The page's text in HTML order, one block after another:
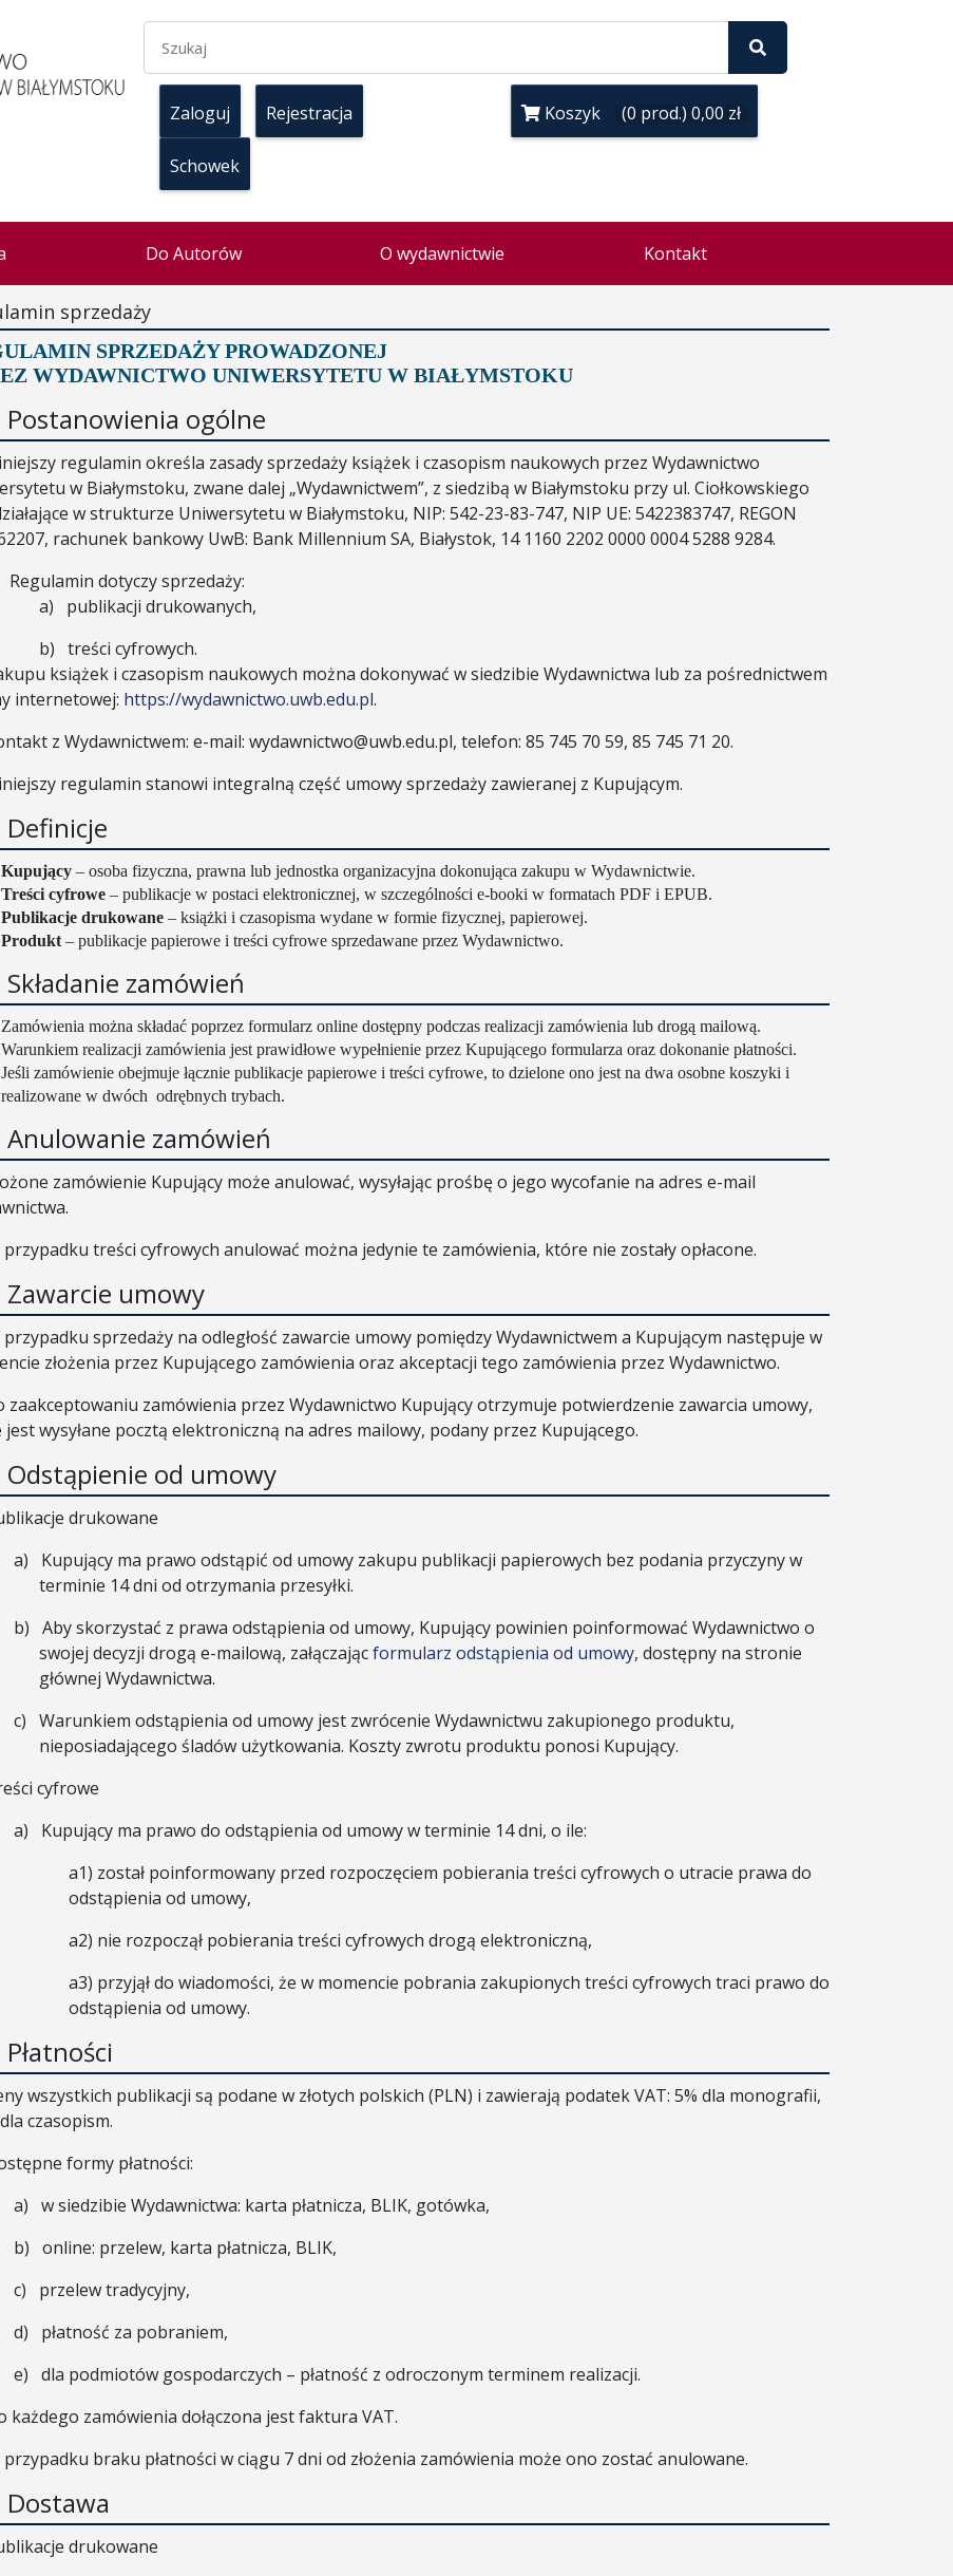
Zaloguj Rejestracja
Schowek
Koszyk (0 prod.) 0,00 zł
Do Autorów O wydawnictwie Kontakt
sprzedaży
SPRZEDAŻY PROWADZONEJ
WYDAWNICTWO UNIWERSYTETU W BIAŁYMSTOKU
Postanowienia ogólne
regulamin określa zasady sprzedaży książek i czasopism naukowych przez Wydawnictwo
w Białymstoku, zwane dalej „Wydawnictwem”, z siedzibą w Białymstoku przy ul. Ciołkowskiego
w strukturze Uniwersytetu w Białymstoku, NIP: 542-23-83-747, NIP UE: 5422383747, REGON
rachunek bankowy UwB: Bank Millennium SA, Białystok, 14 1160 2202 0000 0004 5288 9284.
Regulamin dotyczy sprzedaży:
a)
publikacji drukowanych,
b) treści cyfrowych.
książek i czasopism naukowych można dokonywać w siedzibie Wydawnictwa lub za pośrednictwem
internetowej: https://wydawnictwo.uwb.edu.pl.
z Wydawnictwem: e-mail: wydawnictwo@uwb.edu.pl, telefon: 85 745 70 59, 85 745 71 20.
regulamin stanowi integralną część umowy sprzedaży zawieranej z Kupującym.
Definicje
Kupujący – osoba fizyczna, prawna lub jednostka organizacyjna dokonująca zakupu w Wydawnictwie.
Treści cyfrowe – publikacje w postaci elektronicznej, w szczególności e-booki w formatach PDF i EPUB.
Publikacje drukowane – książki i czasopisma wydane w formie fizycznej, papierowej.
Produkt – publikacje papierowe i treści cyfrowe sprzedawane przez Wydawnictwo.
Składanie zamówień
Zamówienia można składać poprzez formularz online dostępny podczas realizacji zamówienia lub drogą mailową.
Warunkiem realizacji zamówienia jest prawidłowe wypełnienie przez Kupującego formularza oraz dokonanie płatności.
Jeśli zamówienie obejmuje łącznie publikacje papierowe i treści cyfrowe, to dzielone ono jest na dwa osobne koszyki i
realizowane w dwóch odrębnych trybach.
Anulowanie zamówień
zamówienie Kupujący może anulować, wysyłając prośbę o jego wycofanie na adres e-mail
przypadku treści cyfrowych anulować można jedynie te zamówienia, które nie zostały opłacone.
Zawarcie umowy
przypadku sprzedaży na odległość zawarcie umowy pomiędzy Wydawnictwem a Kupującym następuje w
złożenia przez Kupującego zamówienia oraz akceptacji tego zamówienia przez Wydawnictwo.
zaakceptowaniu zamówienia przez Wydawnictwo Kupujący otrzymuje potwierdzenie zawarcia umowy,
wysyłane pocztą elektroniczną na adres mailowy, podany przez Kupującego.
Odstąpienie od umowy
drukowane
a)
Kupujący ma prawo odstąpić od umowy zakupu publikacji papierowych bez podania przyczyny w
terminie 14 dni od otrzymania przesyłki.
b) Aby skorzystać z prawa odstąpienia od umowy, Kupujący powinien poinformować Wydawnictwo o
swojej decyzji drogą e-mailową, załączającformularz odstąpienia od umowy, dostępny na stronie
głównej Wydawnictwa.
c) Warunkiem odstąpienia od umowy jest zwrócenie Wydawnictwu zakupionego produktu,
nieposiadającego śladów użytkowania. Koszty zwrotu produktu ponosi Kupujący.
cyfrowe
a)
Kupujący ma prawo do odstąpienia od umowy w terminie 14 dni, o ile:
a1) został poinformowany przed rozpoczęciem pobierania treści cyfrowych o utracie prawa do
odstąpienia od umowy,
a2) nie rozpoczął pobierania treści cyfrowych drogą elektroniczną,
a3) przyjął do wiadomości, że w momencie pobrania zakupionych treści cyfrowych traci prawo do
odstąpienia od umowy.
wszystkich publikacji są podane w złotych polskich (PLN) i zawierają podatek VAT: 5% dla monografii,
czasopism.
formy płatności:
a) w siedzibie Wydawnictwa: karta płatnicza, BLIK, gotówka,
b) online: przelew, karta płatnicza, BLIK,
c)
przelew tradycyjny,
d)
płatność za pobraniem,
e) dla podmiotów gospodarczych – płatność z odroczonym terminem realizacji.
każdego zamówienia dołączona jest faktura VAT.
przypadku braku płatności w ciągu 7 dni od złożenia zamówienia może ono zostać anulowane.
Dostawa
drukowane